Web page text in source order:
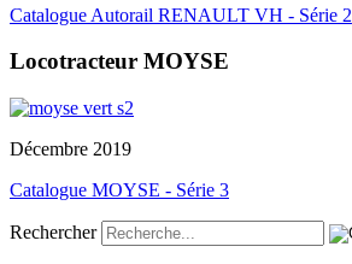
Catalogue Autorail RENAULT VH - Série 2
Locotracteur MOYSE
Décembre 2019
Catalogue MOYSE - Série 3
Rechercher